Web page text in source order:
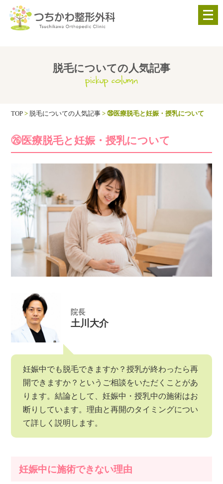
メ
ニ
脱毛についての人気記事
pickup column
TOP > 脱毛についての人気記事 >㉖医療脱毛と妊娠・授乳について
㉖医療脱毛と妊娠・授乳について
院長
土川大介
妊娠中でも脱毛できますか？授乳が終わったら再
開できますか？というご相談をいただくことがあ
ります。結論として、妊娠中・授乳中の施術はお
断りしています。理由と再開のタイミングについ
て詳しく説明します。
妊娠中に施術できない理由